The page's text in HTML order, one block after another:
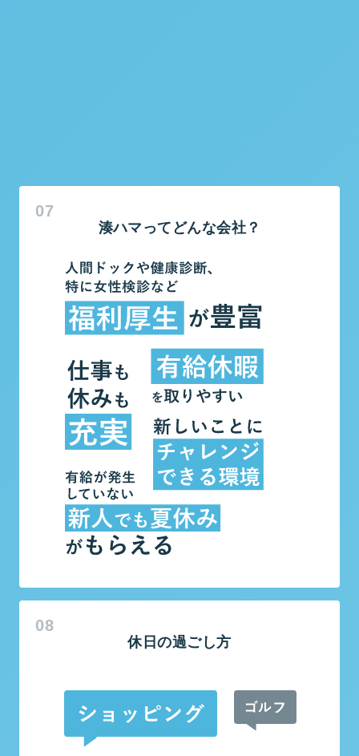
湊ハマってどんな会社？
休日の過ごし方